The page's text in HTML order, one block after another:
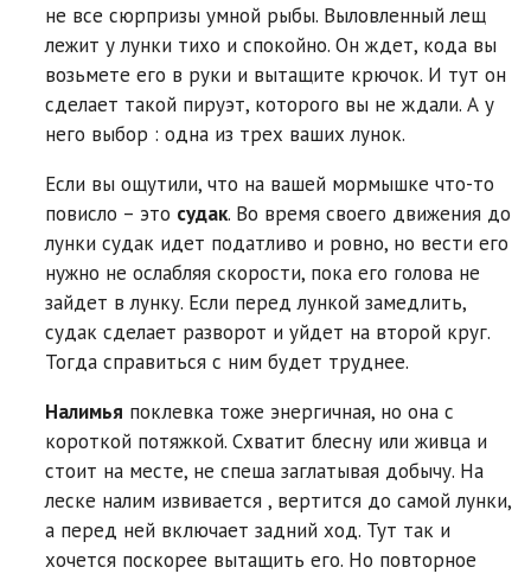
не все сюрпризы умной рыбы. Выловленный лещ
лежит у лунки тихо и спокойно. Он ждет, кода вы
возьмете его в руки и вытащите крючок. И тут он
сделает такой пируэт, которого вы не ждали. А у
него выбор : одна из трех ваших лунок.
Если вы ощутили, что на вашей мормышке что-то
повисло – это судак. Во время своего движения до
лунки судак идет податливо и ровно, но вести его
нужно не ослабляя скорости, пока его голова не
зайдет в лунку. Если перед лункой замедлить,
судак сделает разворот и уйдет на второй круг.
Тогда справиться с ним будет труднее.
Налимья поклевка тоже энергичная, но она с
короткой потяжкой. Схватит блесну или живца и
стоит на месте, не спеша заглатывая добычу. На
леске налим извивается , вертится до самой лунки,
а перед ней включает задний ход. Тут так и
хочется поскорее вытащить его. Но повторное